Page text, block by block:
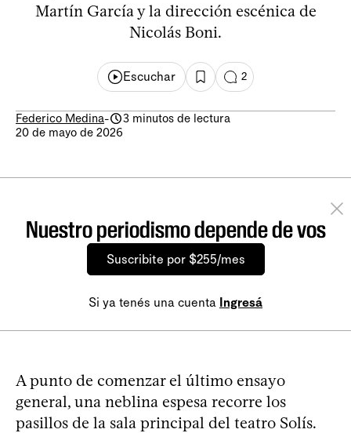
Martín García y la dirección escénica de
Nicolás Boni.
Escuchar 2
Federico Medina-
3 minutos de lectura
20 de mayo de 2026
Nuestro periodismo depende de vos
Suscribite por $255/mes
Si ya tenés una cuenta Ingresá
A punto de comenzar el último ensayo
general, una neblina espesa recorre los
pasillos de la sala principal del teatro Solís.